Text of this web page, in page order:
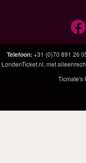
Telefoon: +31 (0)70 891 26
LondenTicket.nl, met
Ticmate's